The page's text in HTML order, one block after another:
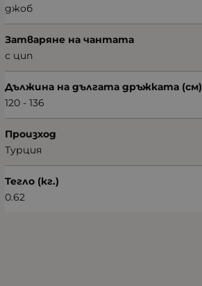
джоб
Затваряне на чантата
с цип
Дължина на дългата дръжката (см)
120 - 136
Произход
Турция
Тегло (кг.)
0.62